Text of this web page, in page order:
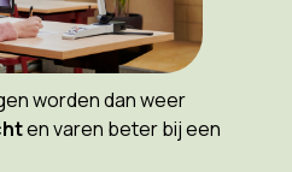
worden dan weer
en varen beter bij een